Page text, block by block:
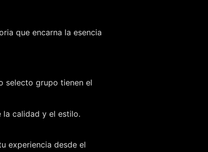
que encarna la esencia
selecto grupo tienen el
la calidad y el estilo.
experiencia desde el